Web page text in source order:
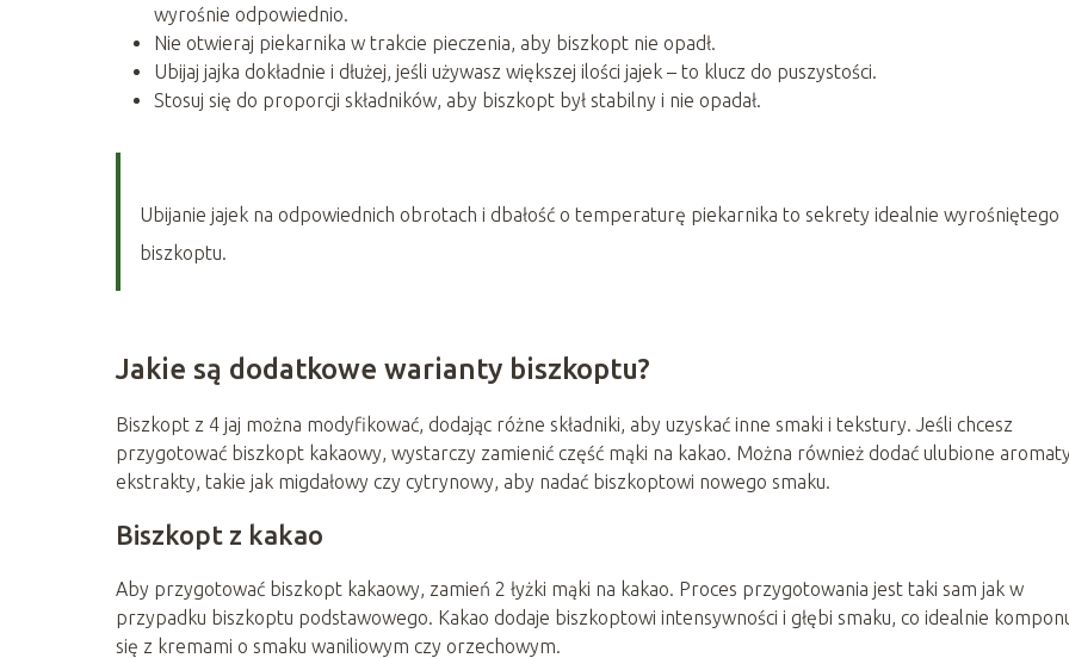
wyrośnie odpowiednio.
Nie otwieraj piekarnika w trakcie pieczenia, aby biszkopt nie opadł.
Ubijaj jajka dokładnie i dłużej, jeśli używasz większej ilości jajek – to klucz do puszystości.
Stosuj się do proporcji składników, aby biszkopt był stabilny i nie opadał.
Ubijanie jajek na odpowiednich obrotach i dbałość o temperaturę piekarnika to sekrety idealnie wyrośniętego
biszkoptu.
Jakie są dodatkowe warianty biszkoptu?
Biszkopt z 4 jaj można modyfikować, dodając różne składniki, aby uzyskać inne smaki i tekstury. Jeśli chcesz
przygotować biszkopt kakaowy, wystarczy zamienić część mąki na kakao. Można również dodać ulubione
ekstrakty, takie jak migdałowy czy cytrynowy, aby nadać biszkoptowi nowego smaku.
Biszkopt z kakao
Aby przygotować biszkopt kakaowy, zamień 2 łyżki mąki na kakao. Proces przygotowania jest taki sam jak w
przypadku biszkoptu podstawowego. Kakao dodaje biszkoptowi intensywności i głębi smaku, co idealnie
się z kremami o smaku waniliowym czy orzechowym.